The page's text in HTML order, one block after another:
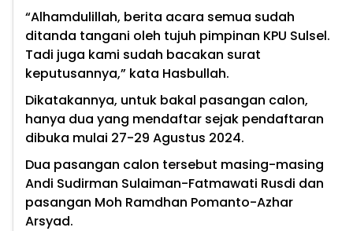
“Alhamdulillah, berita acara semua sudah
ditanda tangani oleh tujuh pimpinan KPU Sulsel.
Tadi juga kami sudah bacakan surat
keputusannya,” kata Hasbullah.
Dikatakannya, untuk bakal pasangan calon,
hanya dua yang mendaftar sejak pendaftaran
dibuka mulai 27-29 Agustus 2024.
Dua pasangan calon tersebut masing-masing
Andi Sudirman Sulaiman-Fatmawati Rusdi dan
pasangan Moh Ramdhan Pomanto-Azhar
Arsyad.